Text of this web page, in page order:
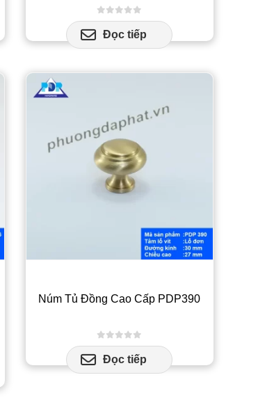
0out of 5
Đọc tiếp
Núm Tủ Đồng Cao Cấp PDP390
0out of 5
Đọc tiếp